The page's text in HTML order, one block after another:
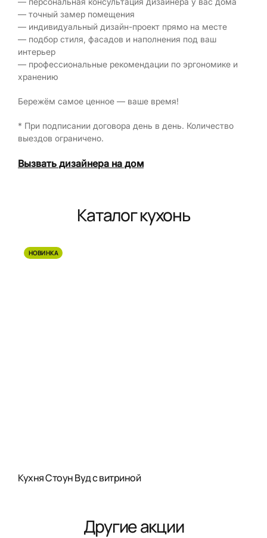
— точный замер помещения
— индивидуальный дизайн-проект прямо на месте
— подбор стиля, фасадов и наполнения под ваш
интерьер
— профессиональные рекомендации по эргономике и
хранению
Бережём самое ценное — ваше время!
* При подписании договора день в день. Количество
выездов ограничено.
Вызвать дизайнера на дом
Каталог кухонь
НОВИНКА
Кухня Стоун Вуд с витриной
Другие акции